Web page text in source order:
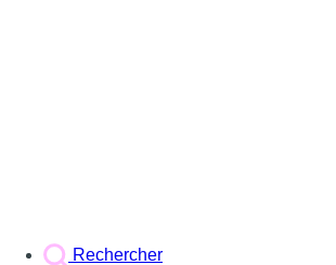
Rechercher